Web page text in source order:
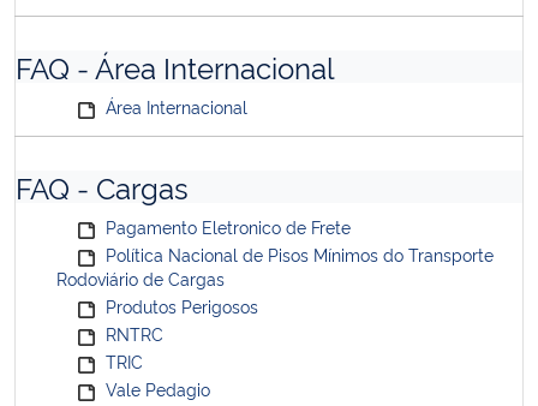
FAQ - Área Internacional
Área Internacional
FAQ - Cargas
Pagamento Eletronico de Frete
Política Nacional de Pisos Mínimos do Transporte
Rodoviário de Cargas
Produtos Perigosos
RNTRC
TRIC
Vale Pedagio